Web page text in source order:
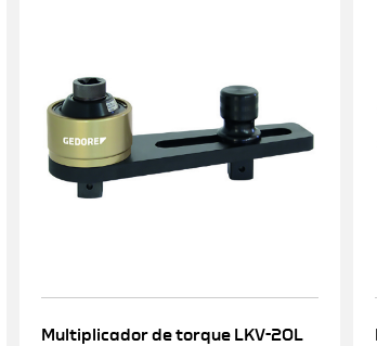
Multiplicador de torque LKV-20L